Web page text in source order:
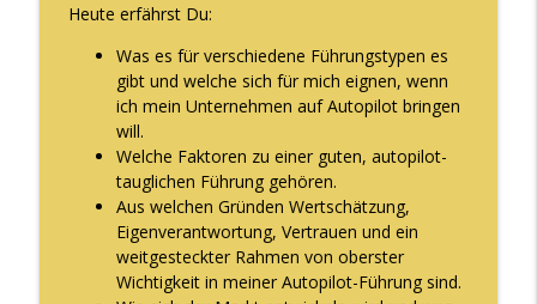
Episode 203 - Die Wissenschaft des
Zweifelns
Der Glückliche Unternehmer Podcast
Episode 202 - Wann darf ich glücklich
sein
Der Glückliche Unternehmer Podcast
Episode 201 - Die magnetische
Unternehmenskultur mit Christian
info_outline
Heute erfährst Du:
Was es für verschiedene Führungstypen es
gibt und welche sich für mich eignen, wenn
ich mein Unternehmen auf Autopilot bringen
will.
Welche Faktoren zu einer guten, autopilot-
tauglichen Führung gehören.
Aus welchen Gründen Wertschätzung,
Eigenverantwortung, Vertrauen und ein
weitgesteckter Rahmen von oberster
Wichtigkeit in meiner Autopilot-Führung sind.